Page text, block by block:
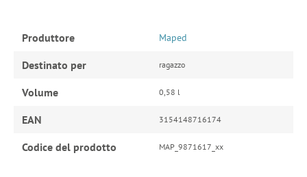
Produttore Maped
Destinato per ragazzo
Volume 0,58 l
EAN 3154148716174
Codice del prodotto MAP_9871617_xx